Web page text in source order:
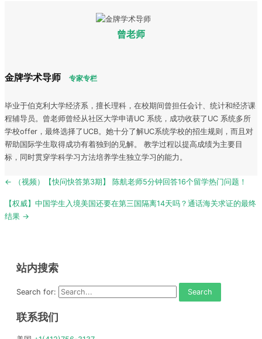
曾老师
金牌学术导师 专家专栏
毕业于伯克利大学经济系，擅长理科，在校期间曾担任会计、统计和经济课
程辅导员。曾老师曾经从社区大学申请UC 系统，成功收获了UC 系统多所
学校offer，最终选择了UCB。她十分了解UC系统学校的招生规则，而且对
帮助国际学生取得成功有着独到的见解。 教学过程以提高成绩为主要目
标，同时贯穿学科学习方法培养学生独立学习的能力。
Post
← （视频）【快问快答第3期】 陈航老师5分钟回答16个留学热门问题！
【权威】中国学生入境美国还要在第三国隔离14天吗？通话海关求证的最终
结果 →
站内搜索
Search for:
联系我们